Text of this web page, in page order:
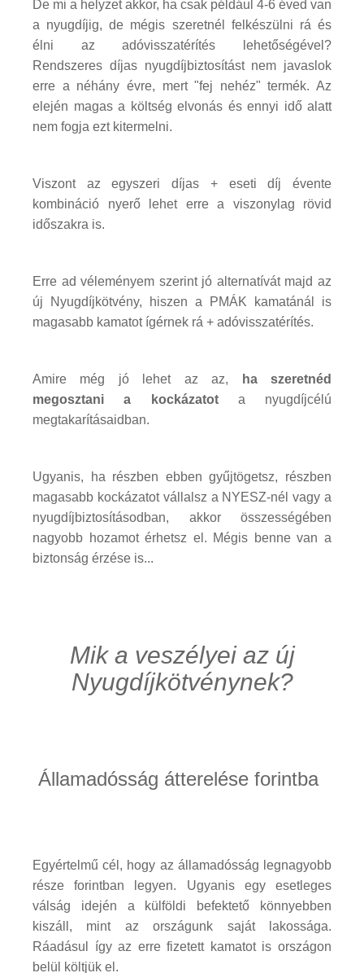
De mi a helyzet akkor, ha csak például 4-6 éved van
a nyugdíjig, de mégis szeretnél felkészülni rá és
élni az adóvisszatérítés lehetőségével?
Rendszeres díjas nyugdíjbiztosítást nem javaslok
erre a néhány évre, mert "fej nehéz" termék. Az
elején magas a költség elvonás és ennyi idő alatt
nem fogja ezt kitermelni.
Viszont az egyszeri díjas + eseti díj évente
kombináció nyerő lehet erre a viszonylag rövid
időszakra is.
Erre ad véleményem szerint jó alternatívát majd az
új Nyugdíjkötvény, hiszen a PMÁK kamatánál is
magasabb kamatot ígérnek rá + adóvisszatérítés.
Amire még jó lehet az az,
ha szeretnéd
megosztani a kockázatot a nyugdíjcélú
megtakarításaidban.
Ugyanis, ha részben ebben gyűjtögetsz, részben
magasabb kockázatot vállalsz a NYESZ-nél vagy a
nyugdíjbiztosításodban, akkor összességében
nagyobb hozamot érhetsz el. Mégis benne van a
biztonság érzése is...
Mik a veszélyei az új
Nyugdíjkötvénynek?
Államadósság átterelése forintba
Egyértelmű cél, hogy az államadósság legnagyobb
része forintban legyen. Ugyanis egy esetleges
válság idején a külföldi befektető könnyebben
kiszáll, mint az országunk saját lakossága.
Ráadásul így az erre fizetett kamatot is országon
belül költjük el.